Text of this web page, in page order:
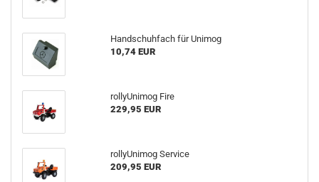
Handschuhfach für Unimog
10,74 EUR
rollyUnimog Fire
229,95 EUR
rollyUnimog Service
209,95 EUR